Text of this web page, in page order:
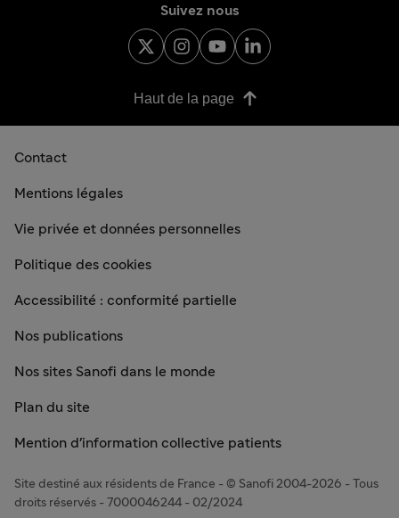
Suivez nous
Haut de la page
Contact
Mentions légales
Vie privée et données personnelles
Politique des cookies
Accessibilité : conformité partielle
Nos publications
Nos sites Sanofi dans le monde
Plan du site
Mention d'information collective patients
Site destiné aux résidents de France - © Sanofi 2004-2026 - Tous
droits réservés - 7000046244 - 02/2024